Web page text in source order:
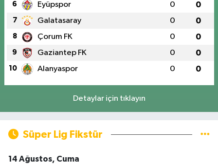
6 Eyüpspor 0 0
7 Galatasaray 0 0
8 Çorum FK 0 0
9 Gaziantep FK 0 0
10 Alanyaspor 0 0
Detaylar için tıklayın
Süper Lig Fikstür
14 Ağustos, Cuma